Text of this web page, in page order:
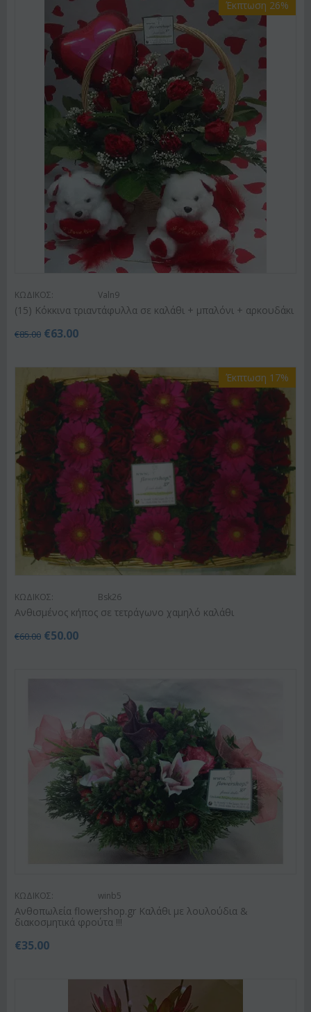
Έκπτωση 26%
ΚΩΔΙΚΟΣ: Valn9
(15) Κόκκινα τριαντάφυλλα σε καλάθι + μπαλόνι + αρκουδάκι
€85.00 €63.00
Έκπτωση 17%
ΚΩΔΙΚΟΣ: Bsk26
Ανθισμένος κήπος σε τετράγωνο χαμηλό καλάθι
€60.00 €50.00
ΚΩΔΙΚΟΣ: winb5
Ανθοπωλεία flowershop.gr Καλάθι με λουλούδια &
διακοσμητικά φρούτα !!!
€35.00